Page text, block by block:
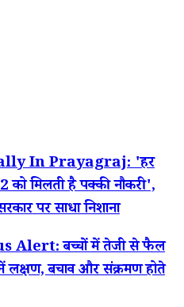
In Prayagraj: 'हर
मिलती है पक्की नौकरी',
पर साधा निशाना
बच्चों में तेजी से फैल
लक्षण, बचाव और संक्रमण होते